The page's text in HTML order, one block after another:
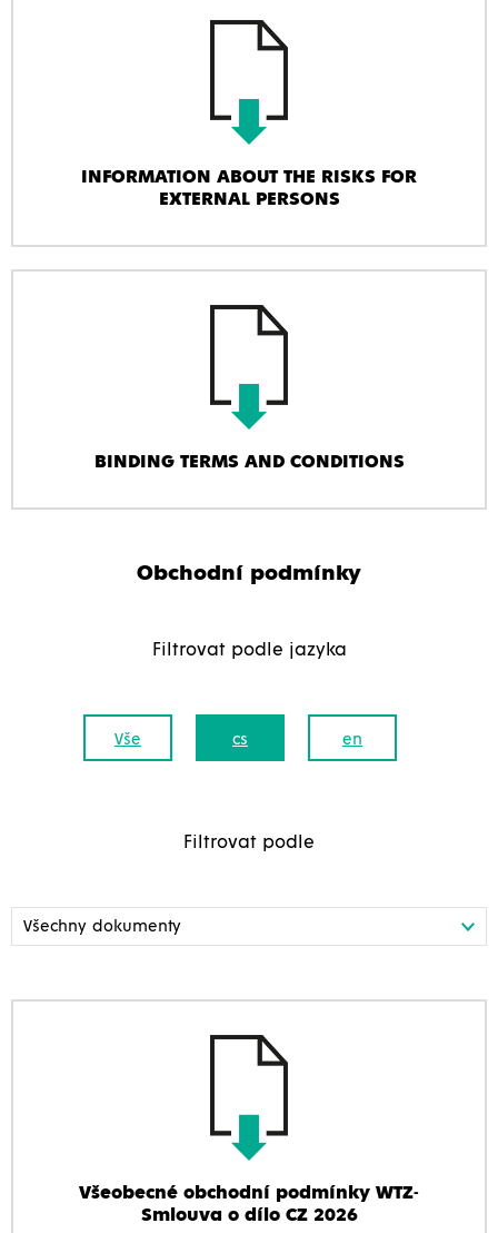
INFORMATION ABOUT THE RISKS FOR
EXTERNAL PERSONS
BINDING TERMS AND CONDITIONS
Obchodní podmínky
Filtrovat podle jazyka
Vše cs en
Filtrovat podle
Všeobecné obchodní podmínky WTZ-
Smlouva o dílo CZ 2026